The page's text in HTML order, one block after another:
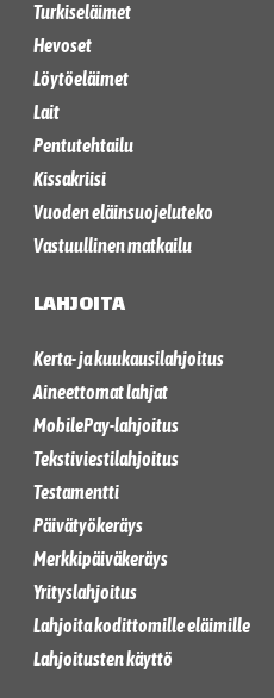
Turkiseläimet
Hevoset
Löytöeläimet
Lait
Pentutehtailu
Kissakriisi
Vuoden eläinsuojeluteko
Vastuullinen matkailu
LAHJOITA
Kerta- ja kuukausilahjoitus
Aineettomat lahjat
MobilePay-lahjoitus
Tekstiviestilahjoitus
Testamentti
Päivätyökeräys
Merkkipäiväkeräys
Yrityslahjoitus
Lahjoita kodittomille eläimille
Lahjoitusten käyttö